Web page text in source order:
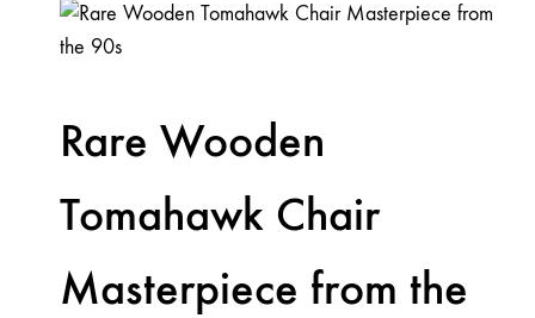
Rare Wooden
Tomahawk Chair
Masterpiece from the